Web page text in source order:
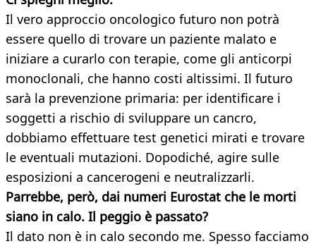
Il vero approccio oncologico futuro non potrà
essere quello di trovare un paziente malato e
iniziare a curarlo con terapie, come gli anticorpi
monoclonali, che hanno costi altissimi. Il futuro
sarà la prevenzione primaria: per identificare i
soggetti a rischio di sviluppare un cancro,
dobbiamo effettuare test genetici mirati e trovare
le eventuali mutazioni. Dopodiché, agire sulle
esposizioni a cancerogeni e neutralizzarli.
Parrebbe, però, dai numeri Eurostat che le morti
siano in calo. Il peggio è passato?
Il dato non è in calo secondo me. Spesso facciamo